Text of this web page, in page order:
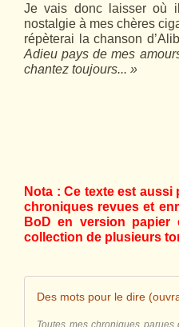
Je vais donc laisser où
nostalgie à mes chères
répèterai la chanson
Adieu pays de mes
chantez toujours... »
Nota : Ce texte est aussi
chroniques revues et
BoD en version papier
collection de plusieurs
Des mots pour le dire
Toutes mes chroniques